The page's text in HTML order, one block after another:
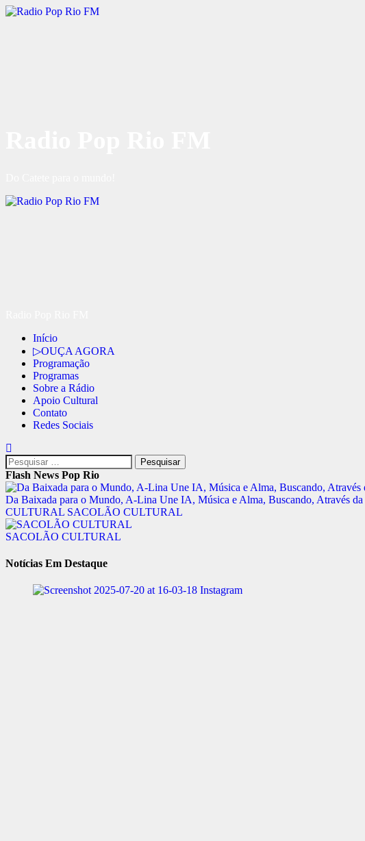
Início
▷OUÇA AGORA
Programação
Programas
Sobre a Rádio
Apoio Cultural
Contato
Redes Sociais
Flash News Pop Rio
Da Baixada para o Mundo, A-Lina Une IA, Música e Alma, Buscando, Através
CULTURAL SACOLÃO CULTURAL
SACOLÃO CULTURAL
Notícias Em Destaque